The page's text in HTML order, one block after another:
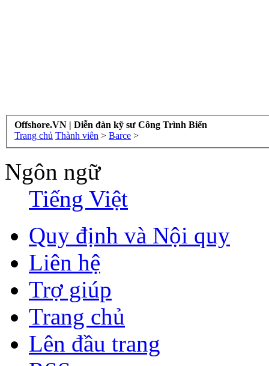
Offshore.VN | Diễn đàn kỹ sư Công Trình Biển
Trang chủ Thành viên > Barce >
Ngôn ngữ
Tiếng Việt
Quy định và Nội quy
Liên hệ
Trợ giúp
Trang chủ
Lên đầu trang